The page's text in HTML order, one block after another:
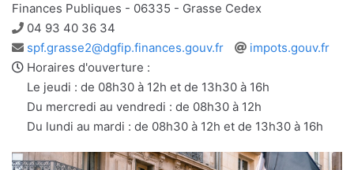
Finances Publiques - 06335 - Grasse Cedex
Téléphone
04 93 40 36 34
Adresse
e-
mail
spf.grasse2@dgfip.finances.gouv.fr
Site
impots.gouv.fr
Horaires d'ouverture :
Le jeudi : de 08h30 à 12h et de 13h30 à 16h
Du mercredi au vendredi : de 08h30 à 12h
Du lundi au mardi : de 08h30 à 12h et de 13h30 à 16h